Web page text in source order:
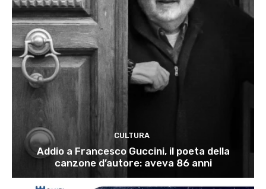
CULTURA
Addio a Francesco Guccini, il poeta della
canzone d’autore: aveva 86 anni